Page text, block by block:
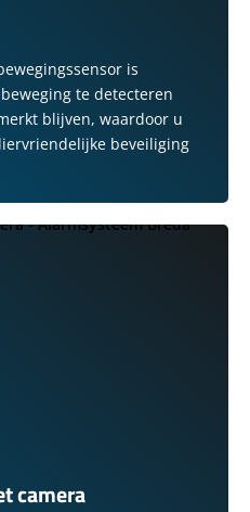
is
te detecteren
blijven, waardoor u
beveiliging
camera